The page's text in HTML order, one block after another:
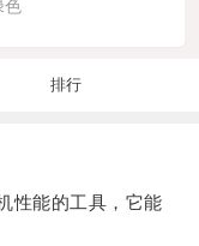
色
排行
能的工具，它能